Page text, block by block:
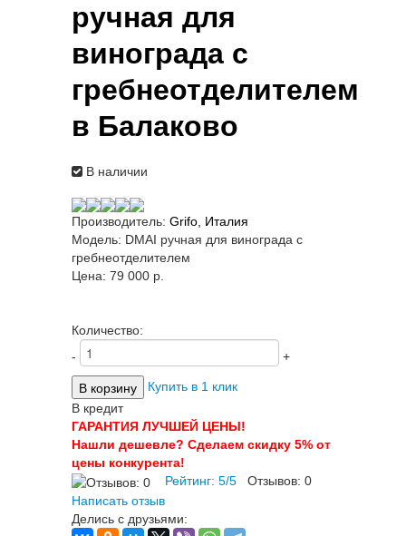
ручная для
винограда с
гребнеотделителем
в Балаково
В наличии
Производитель: Grifo, Италия
Модель: DMAI ручная для винограда с
гребнеотделителем
Цена: 79 000 p.
Количество:
-
+
Купить в 1 клик
В кредит
ГАРАНТИЯ ЛУЧШЕЙ ЦЕНЫ!
Нашли дешевле? Сделаем скидку 5% от
цены конкурента!
Рейтинг: 5/5 Отзывов: 0
Написать отзыв
Делись с друзьями: